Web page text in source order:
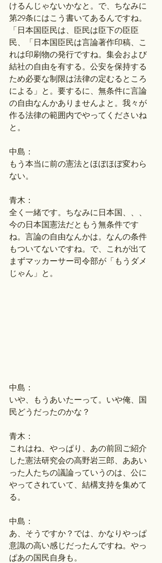
けるんじゃないかなと。で、ちなみに
第29条にはこう書いてあるんですね。
「日本国臣民は、臣民は臣下の臣臣
民、「日本国臣民は言論著作印稿、こ
れは印刷物の発行ですね。集会および
結社の自由を有する。公安を保持する
ため必要な制限は法律の定むるところ
による」と。要するに、無条件に言論
の自由なんかありませんよと。我々が
作る法律の範囲内でやってくださいね
と。
中島：
もう本当に前の憲法とほぼほぼ変わら
ない。
青木：
全く一緒です。ちなみに日本国、、、
今の日本国憲法だともう無条件です
ね。言論の自由なんかは。なんの条件
もついてないですね。で、これが出て
まずマッカーサー司令部が「もうダメ
じゃん」と。
中島：
いや、もうあいたーって。いや俺、国
民どうだったのかな？
青木：
これはね、やっぱり、あの前回ご紹介
した憲法研究会の高野岩三郎、ああい
った人たちの議論っていうのは、公に
やってされていて、結構支持を集めて
る。
中島：
あ、そうですか？では、かなりやっぱ
意識の高い感じだったんですね。やっ
ぱあの国民自身も。